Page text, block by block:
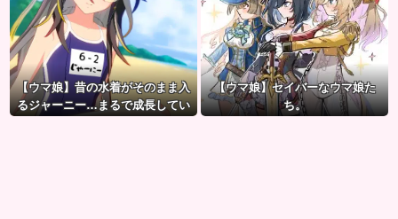
【ウマ娘】昔の水着がそのまま入
るジャーニー…まるで成長してい
【ウマ娘】セイバーなウマ娘た
ち。